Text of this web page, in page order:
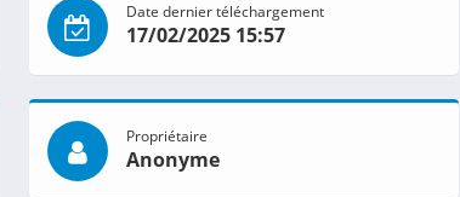
Date dernier téléchargement
17/02/2025 15:57
Propriétaire
Anonyme